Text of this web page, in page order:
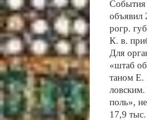
Со­бы­тия
объ­я­вил
рогр.
К. в.
Для
«штаб
та­ном Е.
поль»,
17,9